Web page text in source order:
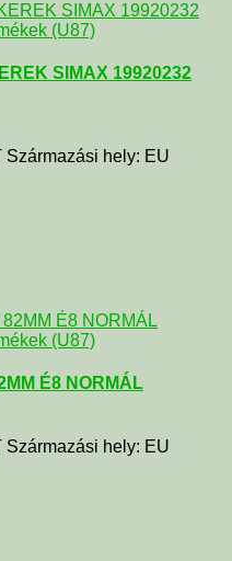
(U87)
SIMAX 19920232
Származási hely: EU
(U87)
É8 NORMÁL
Származási hely: EU